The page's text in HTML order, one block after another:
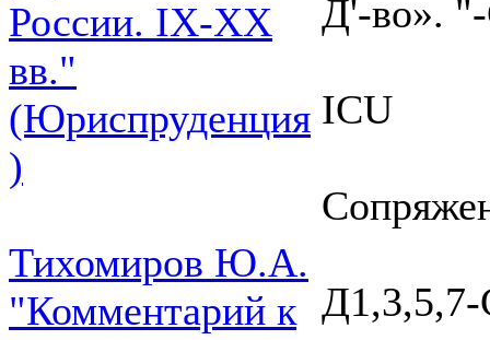
России. IХ-ХХ
вв."
(Юриспруденция
)
Тихомиров Ю.А.
"Комментарий к
Д'-во».
ICU